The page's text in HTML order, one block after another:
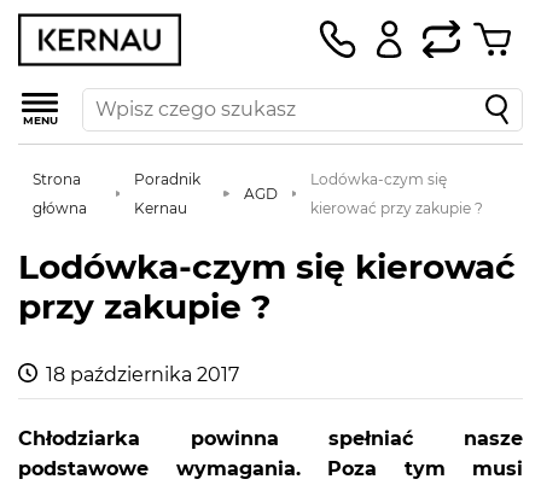
MENU
Strona
główna
Poradnik
Kernau
AGD
Lodówka-czym się
kierować przy zakupie ?
Lodówka-czym się kierować
przy zakupie ?
18 października 2017
Chłodziarka powinna spełniać nasze
podstawowe wymagania. Poza tym musi